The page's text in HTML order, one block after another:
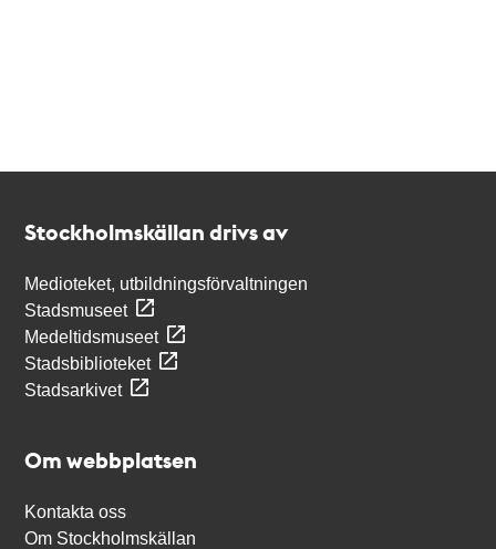
Stockholmskällan drivs av
Medioteket, utbildningsförvaltningen
Stadsmuseet
Medeltidsmuseet
Stadsbiblioteket
Stadsarkivet
Om webbplatsen
Kontakta oss
Om Stockholmskällan